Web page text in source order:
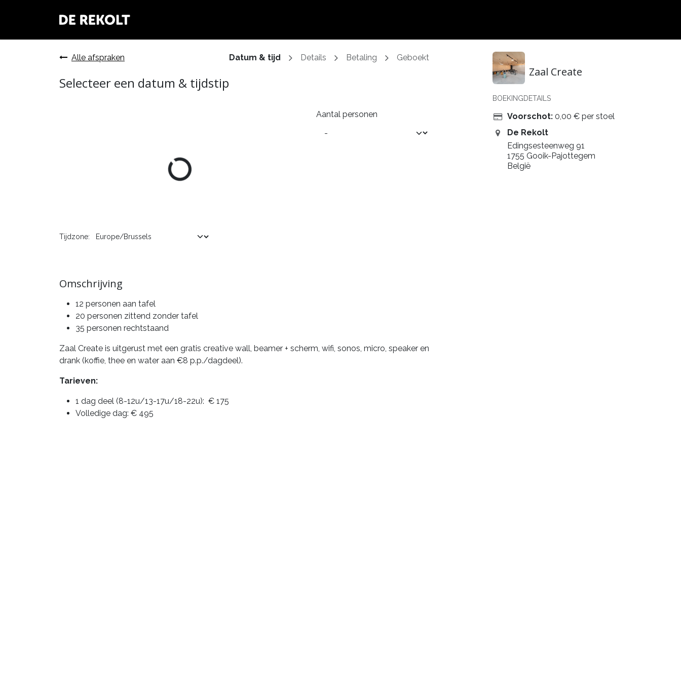
Alle afspraken Datum & tijd Details Betaling Geboekt
Selecteer een datum & tijdstip
Tijdzone:
Aantal personen
Omschrijving
12 personen aan tafel
20 personen zittend zonder tafel
35 personen rechtstaand
Zaal Create is uitgerust met een gratis creative wall, beamer + scherm, wifi, sonos, micro, speaker en
drank (koffie, thee en water aan €8 p.p./dagdeel).
Tarieven:
1 dag deel (8-12u/13-17u/18-22u): € 175
Volledige dag: € 495
Zaal Create
BOEKINGDETAILS
Voorschot: 0,00 € per stoel
De Rekolt
Edingsesteenweg 91
1755 Gooik-Pajottegem
België